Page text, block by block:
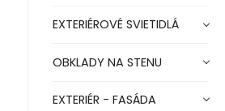
EXTERIÉROVÉ SVIETIDLÁ
OBKLADY NA STENU
EXTERIÉR - FASÁDA